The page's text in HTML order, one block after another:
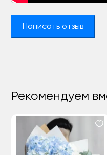
Написать отзыв
Рекомендуем